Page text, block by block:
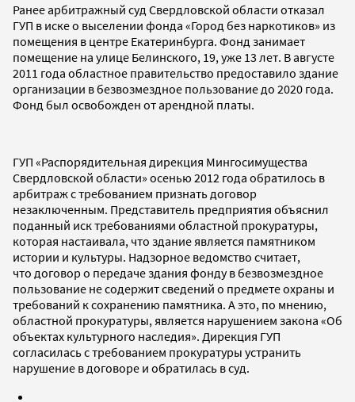
Ранее арбитражный суд Свердловской области отказал
ГУП в иске о выселении фонда «Город без наркотиков» из
помещения в центре Екатеринбурга. Фонд занимает
помещение на улице Белинского, 19, уже 13 лет. В августе
2011 года областное правительство предоставило здание
организации в безвозмездное пользование до 2020 года.
Фонд был освобожден от арендной платы.
ГУП «Распорядительная дирекция Мингосимущества
Свердловской области» осенью 2012 года обратилось в
арбитраж с требованием признать договор
незаключенным. Представитель предприятия объяснил
поданный иск требованиями областной прокуратуры,
которая настаивала, что здание является памятником
истории и культуры. Надзорное ведомство считает,
что договор о передаче здания фонду в безвозмездное
пользование не содержит сведений о предмете охраны и
требований к сохранению памятника. А это, по мнению,
областной прокуратуры, является нарушением закона «Об
объектах культурного наследия». Дирекция ГУП
согласилась с требованием прокуратуры устранить
нарушение в договоре и обратилась в суд.